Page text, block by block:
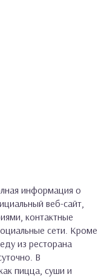
информация о
веб-сайт,
контактные
сети. Кроме
из ресторана
В
пицца, суши и